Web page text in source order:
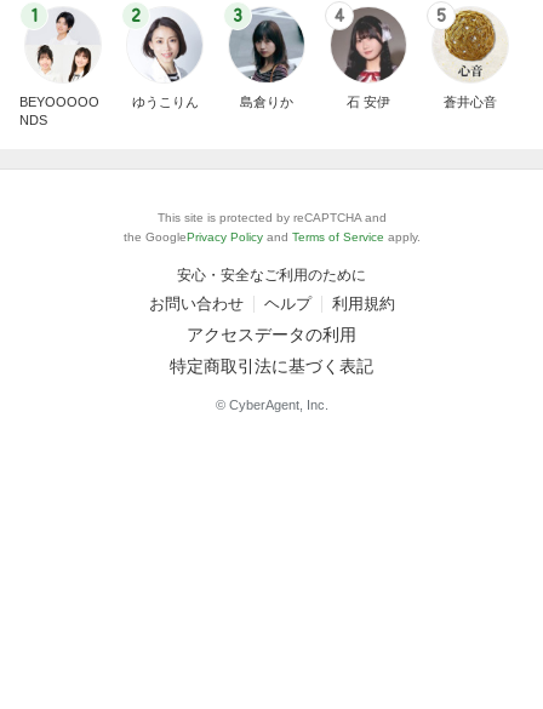
1
BEYOOOOO
NDS
2
ゆうこりん
3
島倉りか
4
石 安伊
5
蒼井心音
This site is protected by reCAPTCHA and
the GooglePrivacy Policy and Terms of Service apply.
安心・安全なご利用のために
お問い合わせ ヘルプ 利用規約
アクセスデータの利用
特定商取引法に基づく表記
© CyberAgent, Inc.